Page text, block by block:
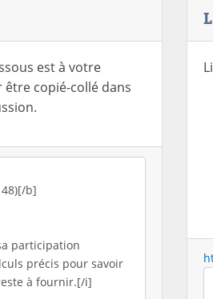
est à votre
copié-collé dans